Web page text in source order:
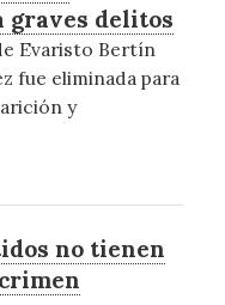
graves delitos
Evaristo Bertín
fue eliminada para
y
no tienen